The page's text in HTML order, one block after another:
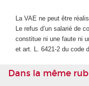
La VAE ne peut être
Le refus d’un salarié de
constitue ni une faute ni
et art. L. 6421-2 du code
Dans la même